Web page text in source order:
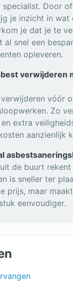
specialist. Door
je inzicht in wat
je dat je te
al snel een
opleveren.
verwijderen
vóór
Zo
extra
aanzienlijk
de buurt
is sneller ter
prijs, maar
eenvoudiger.